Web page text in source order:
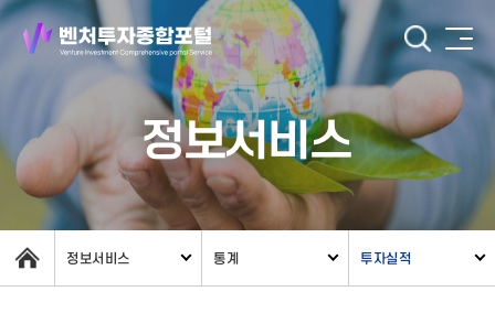
정보서비스
정보서비스 통계 투자실적